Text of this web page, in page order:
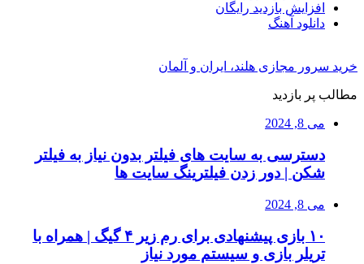
افزایش بازدید رایگان
دانلود آهنگ
خرید سرور مجازی هلند، ایران و آلمان
مطالب پر بازدید
می 8, 2024
دسترسی به سایت های فیلتر بدون نیاز به فیلتر
شکن | دور زدن فیلترینگ سایت ها
می 8, 2024
۱۰ بازی پیشنهادی برای رم زیر ۴ گیگ | همراه با
تریلر بازی و سیستم مورد نیاز